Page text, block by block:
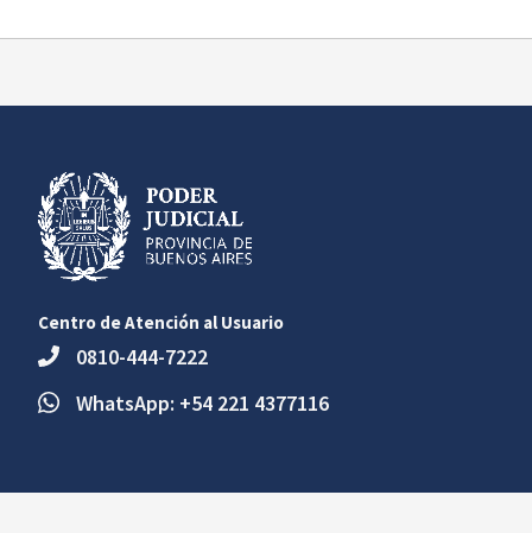
Centro de Atención al Usuario
0810-444-7222
WhatsApp: +54 221 4377116